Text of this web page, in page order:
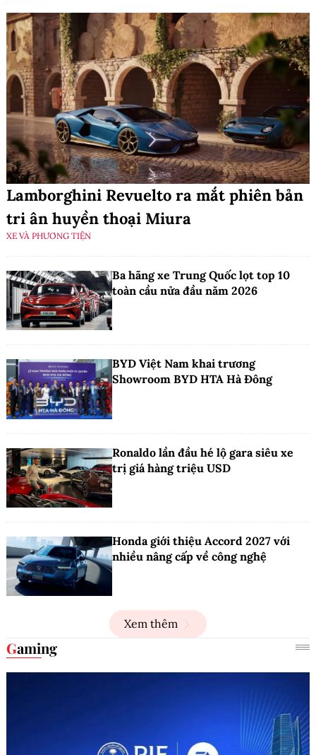
Lamborghini Revuelto ra mắt phiên bản
tri ân huyền thoại Miura
XE VÀ PHƯƠNG TIỆN
Ba hãng xe Trung Quốc lọt top 10
toàn cầu nửa đầu năm 2026
BYD Việt Nam khai trương
Showroom BYD HTA Hà Đông
Ronaldo lần đầu hé lộ gara siêu xe
trị giá hàng triệu USD
Honda giới thiệu Accord 2027 với
nhiều nâng cấp về công nghệ
Xem thêm
Gaming